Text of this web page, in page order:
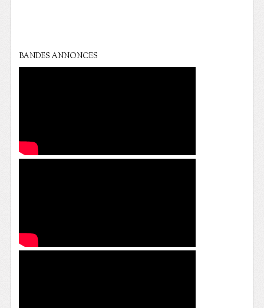
BANDES ANNONCES